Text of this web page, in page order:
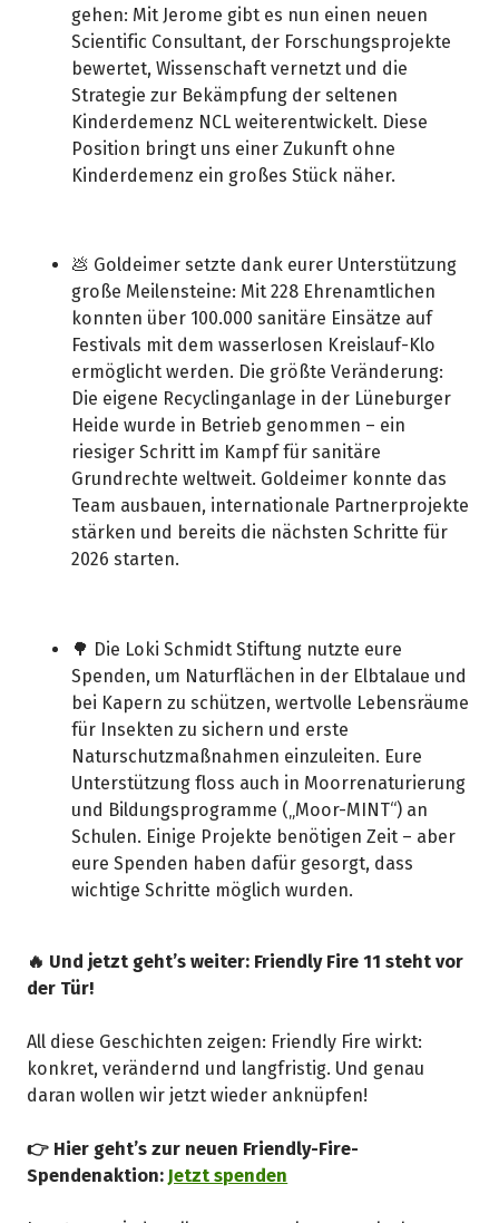
gehen: Mit Jerome gibt es nun einen neuen
Scientific Consultant, der Forschungsprojekte
bewertet, Wissenschaft vernetzt und die
Strategie zur Bekämpfung der seltenen
Kinderdemenz NCL weiterentwickelt. Diese
Position bringt uns einer Zukunft ohne
Kinderdemenz ein großes Stück näher.
💩 Goldeimer setzte dank eurer Unterstützung
große Meilensteine: Mit 228 Ehrenamtlichen
konnten über 100.000 sanitäre Einsätze auf
Festivals mit dem wasserlosen Kreislauf-Klo
ermöglicht werden. Die größte Veränderung:
Die eigene Recyclinganlage in der Lüneburger
Heide wurde in Betrieb genommen – ein
riesiger Schritt im Kampf für sanitäre
Grundrechte weltweit. Goldeimer konnte das
Team ausbauen, internationale Partnerprojekte
stärken und bereits die nächsten Schritte für
2026 starten.
🌳 Die Loki Schmidt Stiftung nutzte eure
Spenden, um Naturflächen in der Elbtalaue und
bei Kapern zu schützen, wertvolle Lebensräume
für Insekten zu sichern und erste
Naturschutzmaßnahmen einzuleiten. Eure
Unterstützung floss auch in Moorrenaturierung
und Bildungsprogramme („Moor-MINT“) an
Schulen. Einige Projekte benötigen Zeit – aber
eure Spenden haben dafür gesorgt, dass
wichtige Schritte möglich wurden.
🔥 Und jetzt geht’s weiter: Friendly Fire 11 steht vor
der Tür!
All diese Geschichten zeigen: Friendly Fire wirkt:
konkret, verändernd und langfristig. Und genau
daran wollen wir jetzt wieder anknüpfen!
👉 Hier geht’s zur neuen Friendly-Fire-
Spendenaktion: Jetzt spenden